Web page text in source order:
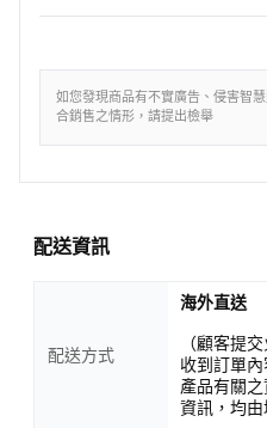
如您發現商品有不實廣告、侵害智
合銷售之情形，請提出檢舉
配送資訊
配送方式
海外直送
（顧客提
收到訂單
產品有關
資訊，均由